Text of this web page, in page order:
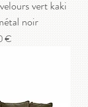
vert kaki
noir
€